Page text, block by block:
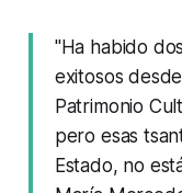
"Ha habido
exitosos
Patrimonio
pero esas
Estado, no